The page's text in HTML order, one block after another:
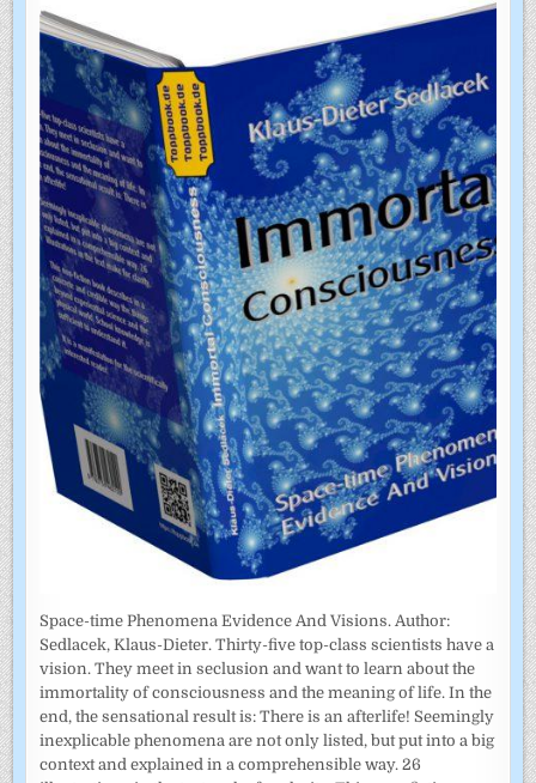
Space-time Phenomena Evidence And Visions. Author:
Sedlacek, Klaus-Dieter. Thirty-five top-class scientists have a
vision. They meet in seclusion and want to learn about the
immortality of consciousness and the meaning of life. In the
end, the sensational result is: There is an afterlife! Seemingly
inexplicable phenomena are not only listed, but put into a big
context and explained in a comprehensible way. 26